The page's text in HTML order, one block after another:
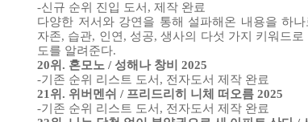
-신규 순위 진입 도서, 제작 완료
다양한 저서와 강연을 통해 설파해온 내용을 하
자존, 습관, 인연, 성공, 생사의 다섯 가지 키워드
도를 알려준다.
20위. 혼모노 / 성해나 창비 2025
-기존 순위 리스트 도서, 전자도서 제작 완료
21위. 위버멘쉬 / 프리드리히 니체 떠오름 2025
-기존 순위 리스트 도서, 전자도서 제작 완료